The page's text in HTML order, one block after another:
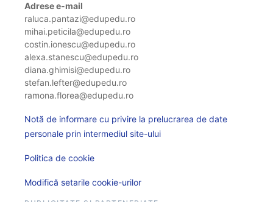
Adrese e-mail
raluca.pantazi@edupedu.ro
mihai.peticila@edupedu.ro
costin.ionescu@edupedu.ro
alexa.stanescu@edupedu.ro
diana.ghimisi@edupedu.ro
stefan.lefter@edupedu.ro
ramona.florea@edupedu.ro
Notă de informare cu privire la prelucrarea de date
personale prin intermediul site-ului
Politica de cookie
Modifică setarile cookie-urilor